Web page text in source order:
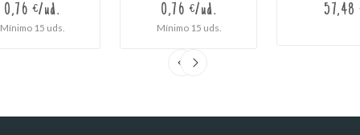
0,76 €/ud.
Mínimo 15 uds.
0,76 €/ud.
Mínimo 15 uds.
57,48